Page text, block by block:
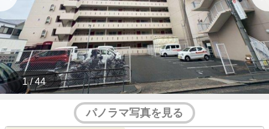
1 / 44
パノラマ写真を見る